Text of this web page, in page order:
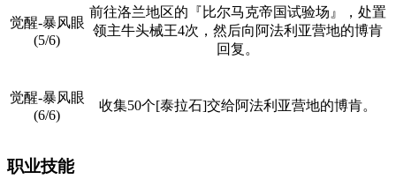
觉醒-暴风眼
(5/6)
前往洛兰地区的『比尔马克帝国试验场』，处置
领主牛头械王4次，然后向阿法利亚营地的博肯
回复。
觉醒-暴风眼
(6/6)
收集50个[泰拉石]交给阿法利亚营地的博肯。
职业技能